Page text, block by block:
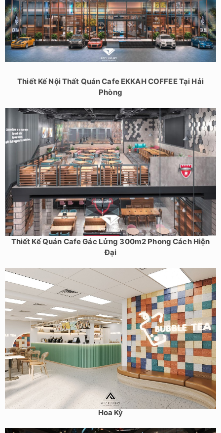
Thiết Kế Nội Thất Quán Cafe EKKAH COFFEE Tại Hải
Phòng
Thiết Kế Quán Cafe Gác Lửng 300m2 Phong Cách Hiện
Đại
Thiết kế quán trà sữa phong cách Scandinavian 120m2 tại
Hoa Kỳ